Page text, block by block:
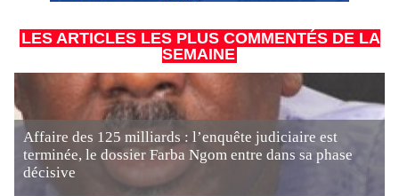
LES ARTICLES LES PLUS COMMENTÉS DE LA
SEMAINE
Affaire des 125 milliards : l’enquête judiciaire est
terminée, le dossier Farba Ngom entre dans sa phase
décisive